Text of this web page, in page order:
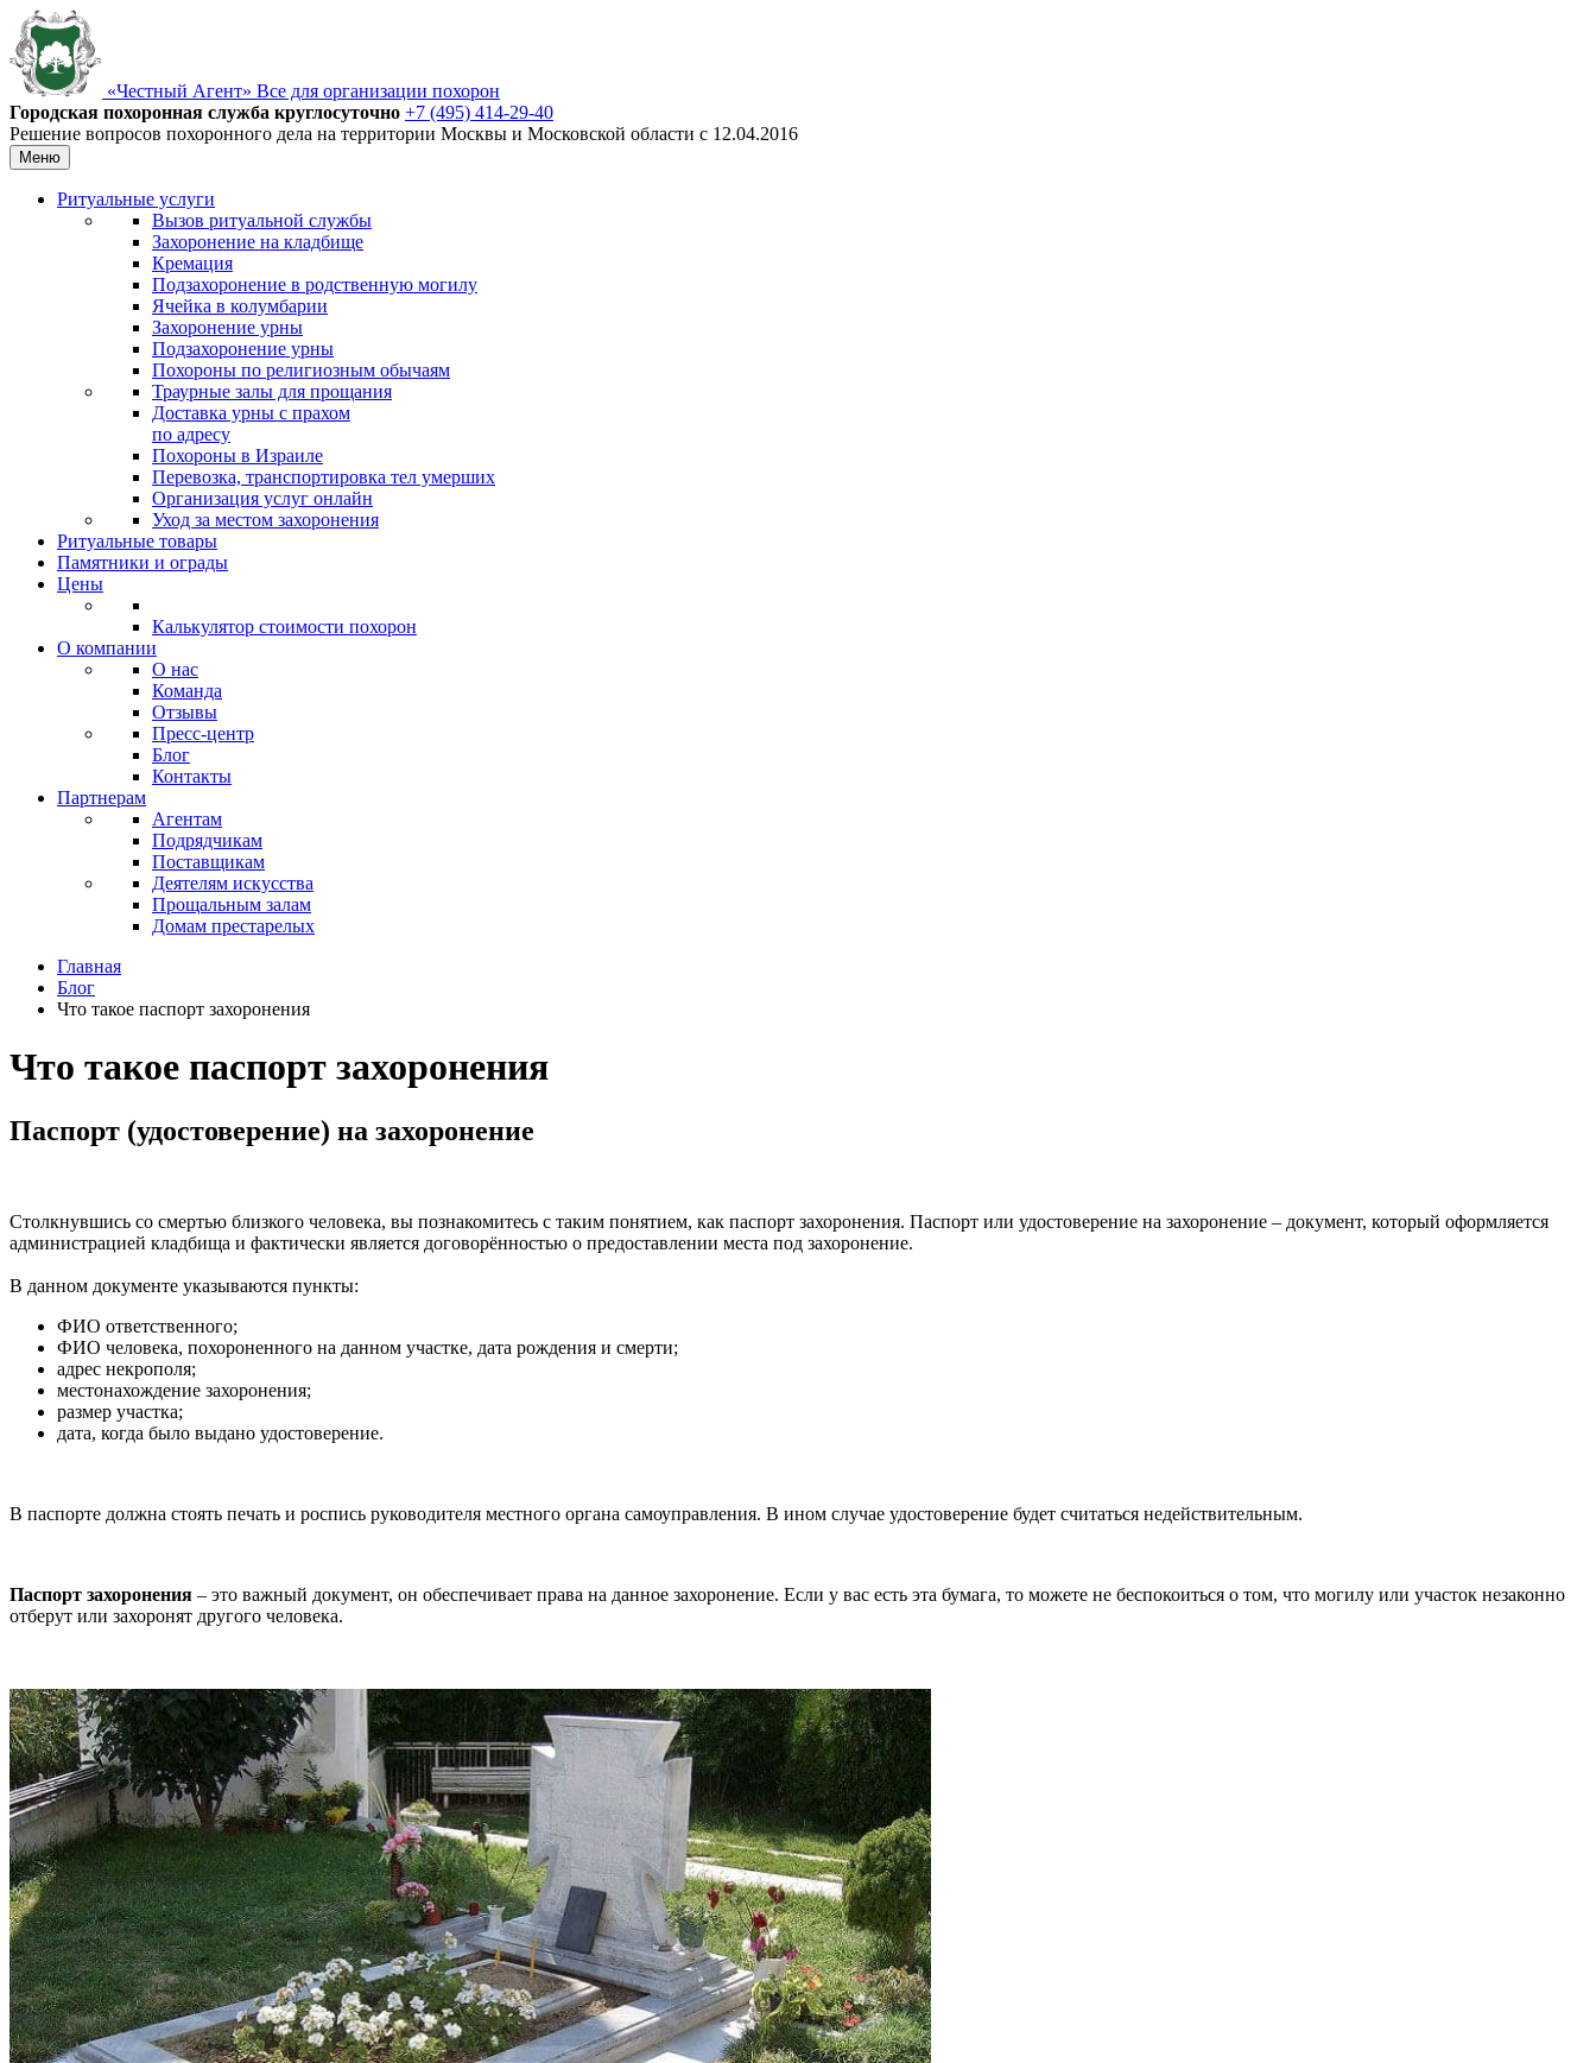
«Честный Агент» Все для организации похорон
Городская похоронная служба круглосуточно +7 (495) 414-29-40
Решение вопросов похоронного дела на территории Москвы и Московской области с 12.04.2016
Меню
Ритуальные услуги
Вызов ритуальной службы
Захоронение на кладбище
Кремация
Подзахоронение в родственную могилу
Ячейка в колумбарии
Захоронение урны
Подзахоронение урны
Похороны по религиозным обычаям
Траурные залы для прощания
Доставка урны с прахом
по адресу
Похороны в Израиле
Перевозка, транспортировка тел умерших
Организация услуг онлайн
Уход за местом захоронения
Ритуальные товары
Памятники и ограды
Цены
Калькулятор стоимости похорон
О компании
О нас
Команда
Отзывы
Пресс-центр
Блог
Контакты
Партнерам
Агентам
Подрядчикам
Поставщикам
Деятелям искусства
Прощальным залам
Домам престарелых
Главная
Блог
Что такое паспорт захоронения
Что такое паспорт захоронения
Паспорт (удостоверение) на захоронение
Столкнувшись со смертью близкого человека, вы познакомитесь с таким понятием, как паспорт захоронения. Паспорт или удостоверение на захоронение – документ, который оформляется
администрацией кладбища и фактически является договорённостью о предоставлении места под захоронение.
В данном документе указываются пункты:
ФИО ответственного;
ФИО человека, похороненного на данном участке, дата рождения и смерти;
адрес некрополя;
местонахождение захоронения;
размер участка;
дата, когда было выдано удостоверение.
В паспорте должна стоять печать и роспись руководителя местного органа самоуправления. В ином случае удостоверение будет считаться недействительным.
Паспорт захоронения – это важный документ, он обеспечивает права на данное захоронение. Если у вас есть эта бумага, то можете не беспокоиться о том, что могилу или участок незаконно
отберут или захоронят другого человека.